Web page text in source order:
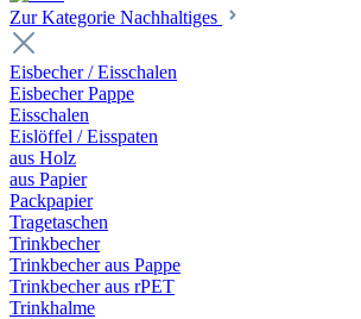
Zur Kategorie Nachhaltiges
Eisbecher / Eisschalen
Eisbecher Pappe
Eisschalen
Eislöffel / Eisspaten
aus Holz
aus Papier
Packpapier
Tragetaschen
Trinkbecher
Trinkbecher aus Pappe
Trinkbecher aus rPET
Trinkhalme